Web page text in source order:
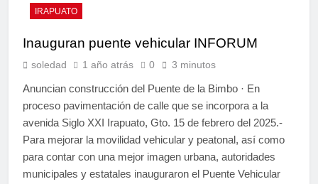
IRAPUATO
Inauguran puente vehicular INFORUM
soledad 1 año atrás 0 3 minutos
Anuncian construcción del Puente de la Bimbo · En
proceso pavimentación de calle que se incorpora a la
avenida Siglo XXI Irapuato, Gto. 15 de febrero del 2025.-
Para mejorar la movilidad vehicular y peatonal, así como
para contar con una mejor imagen urbana, autoridades
municipales y estatales inauguraron el Puente Vehicular